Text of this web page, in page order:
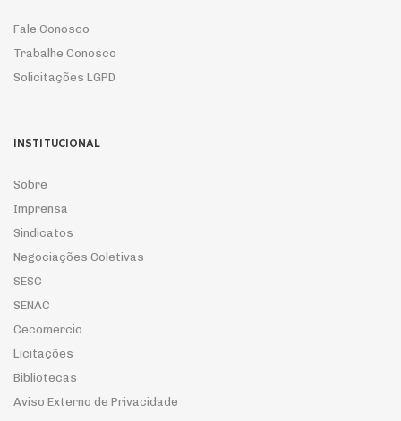
Fale Conosco
Trabalhe Conosco
Solicitações LGPD
INSTITUCIONAL
Sobre
Imprensa
Sindicatos
Negociações Coletivas
SESC
SENAC
Cecomercio
Licitações
Bibliotecas
Aviso Externo de Privacidade